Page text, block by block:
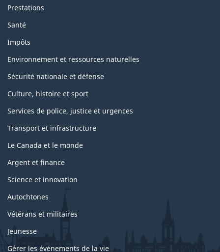
Prestations
Santé
Impôts
Environnement et ressources naturelles
Sécurité nationale et défense
Culture, histoire et sport
Services de police, justice et urgences
Transport et infrastructure
Le Canada et le monde
Argent et finance
Science et innovation
Autochtones
Vétérans et militaires
Jeunesse
Gérer les événements de la vie